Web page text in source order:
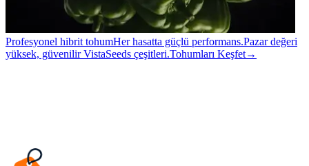
Profesyonel hibrit tohumHer hasatta güçlü performans.Pazar değeri
yüksek, güvenilir VistaSeeds çeşitleri.Tohumları Keşfet→